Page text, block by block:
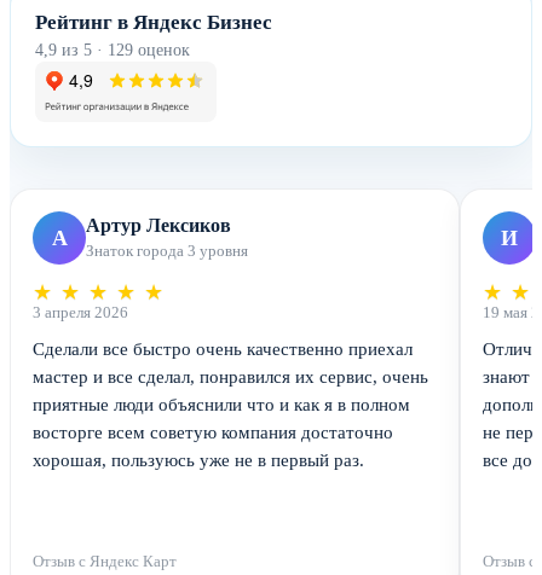
Рейтинг в Яндекс Бизнес
4,9 из 5 · 129 оценок
А Артур Лексиков
Знаток города 3 уровня
★ ★ ★ ★ ★
3 апреля 2026
Сделали все быстро очень качественно приехал
мастер и все сделал, понравился их сервис, очень
приятные люди объяснили что и как я в полном
восторге всем советую компания достаточно
хорошая, пользуюсь уже не в первый раз.
Отзыв с Яндекс Карт
И
★ ★
19 мая
знают
не
все
Отзыв с